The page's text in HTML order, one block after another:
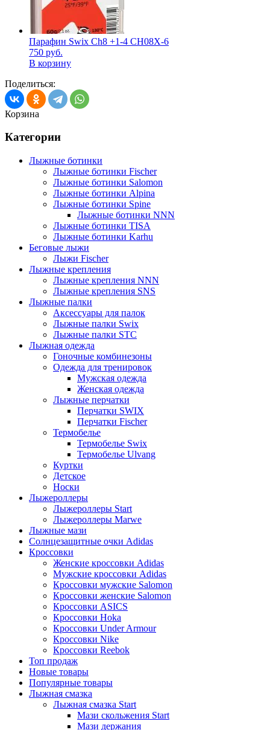
Парафин Swix Ch8 +1-4 CH08X-6
750 руб.
В корзину
Поделиться:
Корзина
Категории
Лыжные ботинки
Лыжные ботинки Fischer
Лыжные ботинки Salomon
Лыжные ботинки Alpina
Лыжные ботинки Spine
Лыжные ботинки NNN
Лыжные ботинки TISA
Лыжные ботинки Karhu
Беговые лыжи
Лыжи Fischer
Лыжные крепления
Лыжные крепления NNN
Лыжные крепления SNS
Лыжные палки
Аксессуары для палок
Лыжные палки Swix
Лыжные палки STC
Лыжная одежда
Гоночные комбинезоны
Одежда для тренировок
Мужская одежда
Женская одежда
Лыжные перчатки
Перчатки SWIX
Перчатки Fischer
Термобелье
Термобелье Swix
Термобелье Ulvang
Куртки
Детское
Носки
Лыжероллеры
Лыжероллеры Start
Лыжероллеры Marwe
Лыжные мази
Солнцезащитные очки Adidas
Кроссовки
Женские кроссовки Adidas
Мужские кроссовки Adidas
Кроссовки мужские Salomon
Кроссовки женские Salomon
Кроссовки ASICS
Кроссовки Hoka
Кроссовки Under Armour
Кроссовки Nike
Кроссовки Reebok
Топ продаж
Новые товары
Популярные товары
Лыжная смазка
Лыжная смазка Start
Мази скольжения Start
Мази держания